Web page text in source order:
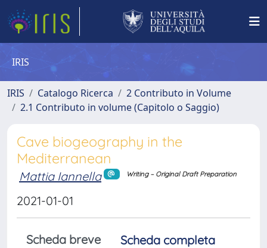
IRIS
IRIS Catalogo Ricerca
2 Contributo in Volume
2.1 Contributo in volume (Capitolo o Saggio)
Cave biogeography in the
Mediterranean
Mattia Iannella Writing – Original Draft Preparation
2021-01-01
Scheda breve
Scheda completa